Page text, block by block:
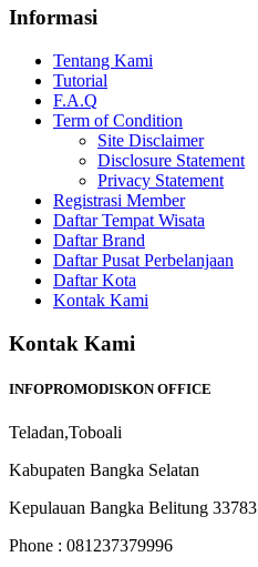
Informasi
Tentang Kami
Tutorial
F.A.Q
Term of Condition
Site Disclaimer
Disclosure Statement
Privacy Statement
Registrasi Member
Daftar Tempat Wisata
Daftar Brand
Daftar Pusat Perbelanjaan
Daftar Kota
Kontak Kami
Kontak Kami
INFOPROMODISKON OFFICE
Teladan,Toboali
Kabupaten Bangka Selatan
Kepulauan Bangka Belitung 33783
Phone : 081237379996